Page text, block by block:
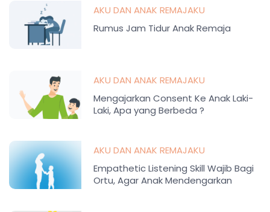
AKU DAN ANAK REMAJAKU
Rumus Jam Tidur Anak Remaja
AKU DAN ANAK REMAJAKU
Mengajarkan Consent Ke Anak Laki-
Laki, Apa yang Berbeda ?
AKU DAN ANAK REMAJAKU
Empathetic Listening Skill Wajib Bagi
Ortu, Agar Anak Mendengarkan